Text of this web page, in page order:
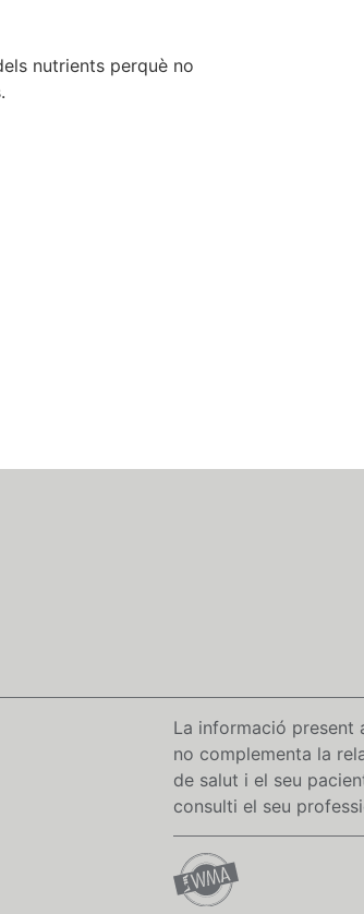
nutrients perquè no
La informació present
no complementa la
de salut i el seu
consulti el seu